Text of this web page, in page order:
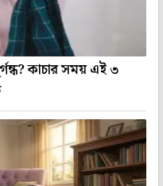
কাচার সময় এই ৩